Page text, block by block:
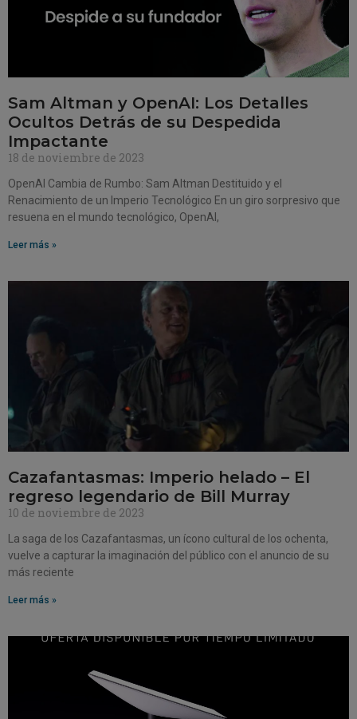
Sam Altman y OpenAI: Los Detalles
Ocultos Detrás de su Despedida
Impactante
18 de noviembre de 2023
OpenAI Cambia de Rumbo: Sam Altman Destituido y el
Renacimiento de un Imperio Tecnológico En un giro sorpresivo que
resuena en el mundo tecnológico, OpenAI,
Leer más »
Cazafantasmas: Imperio helado – El
regreso legendario de Bill Murray
10 de noviembre de 2023
La saga de los Cazafantasmas, un ícono cultural de los ochenta,
vuelve a capturar la imaginación del público con el anuncio de su
más reciente
Leer más »